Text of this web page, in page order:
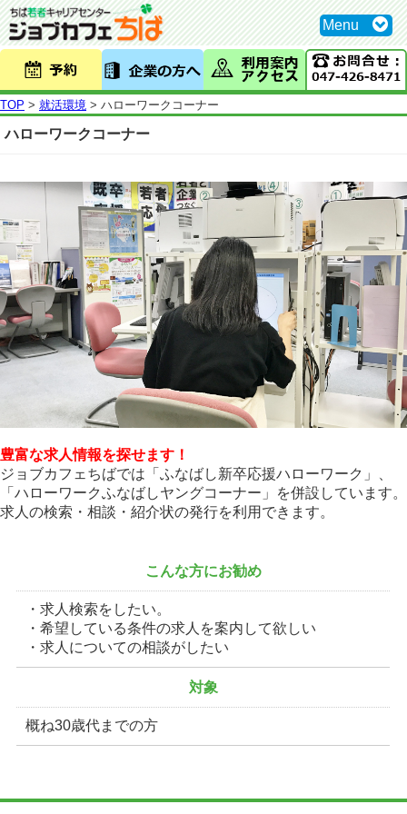
TOP > 就活環境 > ハローワークコーナー
ハローワークコーナー
豊富な求人情報を探せます！
ジョブカフェちばでは「ふなばし新卒応援ハローワーク」、
「ハローワークふなばしヤングコーナー」を併設しています。
求人の検索・相談・紹介状の発行を利用できます。
こんな方にお勧め
・求人検索をしたい。
・希望している条件の求人を案内して欲しい
・求人についての相談がしたい
対象
概ね30歳代までの方
Menu
利用案内・アクセス
セミナー
トークライブラリー
個別相談
就活環境
求人情報
Q&A
トークライブラリー×キャリアカウンセラー vol.1
採用が決まった方へ
お役立ち情報
お問い合わせ
プライバシーポリシー
リンク集
ちばの求人企業 PICK UP!